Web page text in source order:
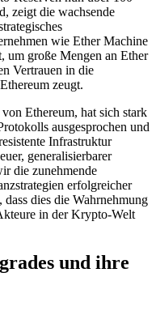
zeigt die wachsende
wie Ether Machine
um große Mengen an Ether
Vertrauen in die
zeugt.
Ethereum, hat sich stark
ausgesprochen und
Infrastruktur
generalisierbarer
die zunehmende
erfolgreicher
dies die Wahrnehmung
in der Krypto-Welt
und ihre